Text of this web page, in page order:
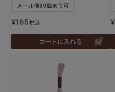
メール便30個まで可
¥165税込
カートに入れる
¥